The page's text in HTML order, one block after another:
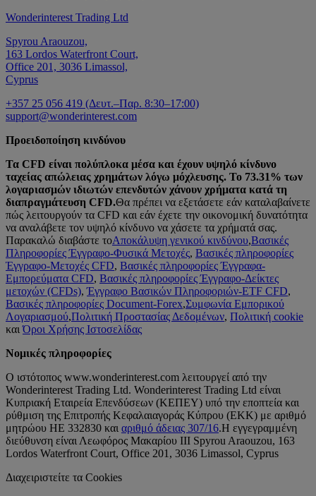
Wonderinterest Trading Ltd
Spyrou Araouzou,
163 Lordos Waterfront Court,
Office 201, 3036 Limassol,
Cyprus
+357 25 056 419 (Δευτ.–Παρ. 8:30–17:00)
support@wonderinterest.com
Προειδοποίηση κινδύνου
Τα CFD είναι πολύπλοκα μέσα και έχουν υψηλό κίνδυνο
ταχείας απώλειας χρημάτων λόγω μόχλευσης. Το 73.31% των
λογαριασμών ιδιωτών επενδυτών χάνουν χρήματα κατά τη
διαπραγμάτευση CFD.Θα πρέπει να εξετάσετε εάν καταλαβαίνετε
πώς λειτουργούν τα CFD και εάν έχετε την οικονομική δυνατότητα
να αναλάβετε τον υψηλό κίνδυνο να χάσετε τα χρήματά σας.
Παρακαλώ διαβάστε τοΑποκάλυψη γενικού κινδύνου,Βασικές
Πληροφορίες Έγγραφο-Φυσικά Μετοχές, Βασικές πληροφορίες
Έγγραφο-Μετοχές CFD, Βασικές πληροφορίες Έγγραφα-
Εμπορεύματα CFD, Βασικές πληροφορίες Έγγραφο-Δείκτες
μετοχών (CFDs),Έγγραφο Βασικών Πληροφοριών-ΕTF CFD,
Βασικές πληροφορίες Document-Forex,Συμφωνία Εμπορικού
Λογαριασμού,Πολιτική Προστασίας Δεδομένων, Πολιτική cookie
καιΌροι Χρήσης Ιστοσελίδας
Νομικές πληροφορίες
Ο ιστότοπος www.wonderinterest.com λειτουργεί από την
Wonderinterest Trading Ltd. Wonderinterest Trading Ltd είναι
Κυπριακή Εταιρεία Επενδύσεων (ΚΕΠΕΥ) υπό την εποπτεία και
ρύθμιση της Επιτροπής Κεφαλαιαγοράς Κύπρου (ΕΚΚ) με αριθμό
μητρώου HE 332830 και αριθμό άδειας 307/16.Η εγγεγραμμένη
διεύθυνση είναι Λεωφόρος Μακαρίου ΙΙΙ Spyrou Araouzou, 163
Lordos Waterfront Court, Office 201, 3036 Limassol, Cyprus
Διαχειριστείτε τα Cookies